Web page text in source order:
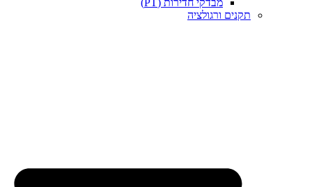
מבדקי חדירות (PT)
תקנים ורגולציה